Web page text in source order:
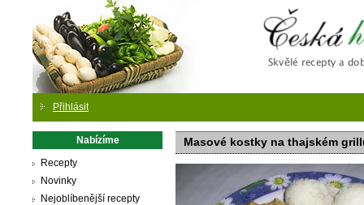
Přihlásit
Nabízíme
Recepty
Novinky
Nejoblíbenější recepty
Masové kostky na thajském